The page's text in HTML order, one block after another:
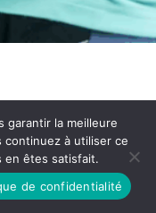
de Confidentialité
garantir la meilleure
à utiliser ce
en êtes satisfait.
de confidentialité